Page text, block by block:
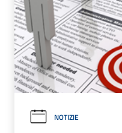
NOTIZIE